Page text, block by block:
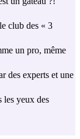
club des « 3
un pro, même
des experts et une
les yeux des